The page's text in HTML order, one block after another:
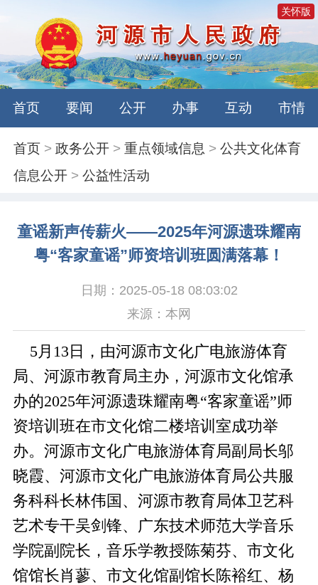
关怀版
首页 要闻 公开 办事 互动 市情
首页 >政务公开 >重点领域信息 >公共文化体育
信息公开 >公益性活动
童谣新声传薪火——2025年河源遗珠耀南
粤“客家童谣”师资培训班圆满落幕！
日期：2025-05-18 08:03:02
来源：本网
5月13日，由河源市文化广电旅游体育
局、河源市教育局主办，河源市文化馆承
办的2025年河源遗珠耀南粤“客家童谣”师
资培训班在市文化馆二楼培训室成功举
办。河源市文化广电旅游体育局副局长邬
晓霞、河源市文化广电旅游体育局公共服
务科科长林伟国、河源市教育局体卫艺科
艺术专干吴剑锋、广东技术师范大学音乐
学院副院长，音乐学教授陈菊芬、市文化
馆馆长肖蓼、市文化馆副馆长陈裕红、杨